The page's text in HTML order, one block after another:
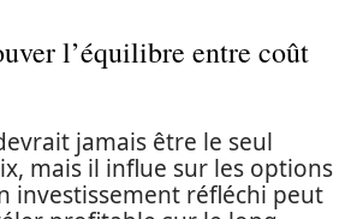
l’équilibre entre coût
jamais être le seul
mais il influe sur les options
investissement réfléchi peut